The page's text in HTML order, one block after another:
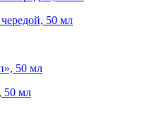
50 мл
50 мл